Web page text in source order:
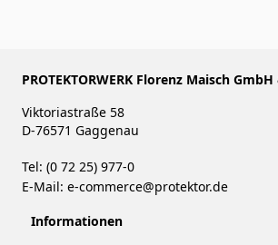
PROTEKTORWERK Florenz Maisch GmbH
Viktoriastraße 58
D-76571 Gaggenau
Tel: (0 72 25) 977-0
E-Mail: e-commerce@protektor.de
Informationen